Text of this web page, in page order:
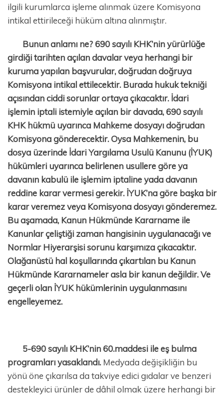
ilgili kurumlarca işleme alınmak üzere Komisyona
intikal ettirileceği hüküm altına alınmıştır.
Bunun anlamı ne? 690 sayılı KHK’nin yürürlüğe
girdiği tarihten açılan davalar veya herhangi bir
kuruma yapılan başvurular, doğrudan doğruya
Komisyona intikal ettilecektir. Burada hukuk tekniği
açısından ciddi sorunlar ortaya çıkacaktır. İdari
işlemin iptali istemiyle açılan bir davada, 690 sayılı
KHK hükmü uyarınca Mahkeme dosyayı doğrudan
Komisyona gönderecektir. Oysa Mahkemenin, bu
dosya üzerinde İdari Yargılama Usulü Kanunu (İYUK)
hükümleri uyarınca belirlenen usullere göre ya
davanın kabulü ile işlemim iptaline yada davanın
reddine karar vermesi gerekir. İYUK’na göre başka bir
karar veremez veya Komisyona dosyayı gönderemez.
Bu aşamada, Kanun Hükmünde Kararname ile
Kanunlar çeliştiği zaman hangisinin uygulanacağı ve
Normlar Hiyerarşisi sorunu karşımıza çıkacaktır.
Olağanüstü hal koşullarında çıkartılan bu Kanun
Hükmünde Kararnameler asla bir kanun değildir. Ve
geçerli olan İYUK hükümlerinin uygulanmasını
engelleyemez.
5-690 sayılı KHK’nin 60.maddesi ile eş bulma
programları yasaklandı. Medyada değişikliğin bu
yönü öne çıkarılsa da takviye edici gıdalar ve benzeri
destekleyici ürünler de dâhil olmak üzere herhangi bir